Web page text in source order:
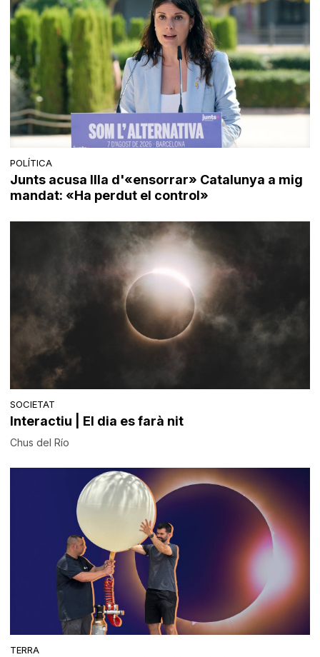
POLÍTICA
Junts acusa Illa d'«ensorrar» Catalunya a mig
mandat: «Ha perdut el control»
SOCIETAT
Interactiu | El dia es farà nit
Chus del Río
TERRA